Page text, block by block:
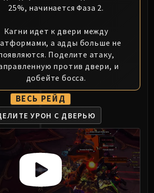
25%, начинается Фаза 2.
Кагни идет к двери между
а адды больше не
Поделите атаку,
против двери, и
добейте босса.
ВЕСЬ РЕЙД
УРОН С ДВЕРЬЮ